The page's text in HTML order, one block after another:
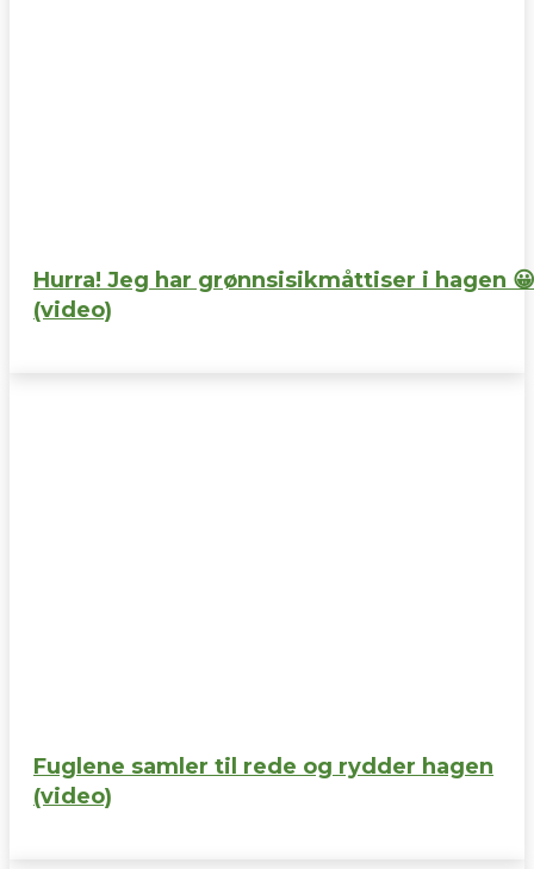
Hurra! Jeg har grønnsisikmåttiser i hagen 😀
(video)
Fuglene samler til rede og rydder hagen
(video)